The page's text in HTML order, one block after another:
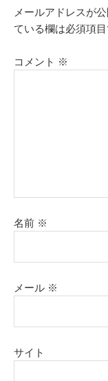
メールアドレスが
ている欄は必須項
コメント ※
名前 ※
メール ※
サイト